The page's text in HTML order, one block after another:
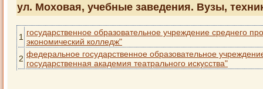
ул. Моховая, учебные заведения. Вузы,
1 государственное образовательное учреждение среднего
экономический колледж"
2 федеральное государственное образовательное
государственная академия театрального искусства"